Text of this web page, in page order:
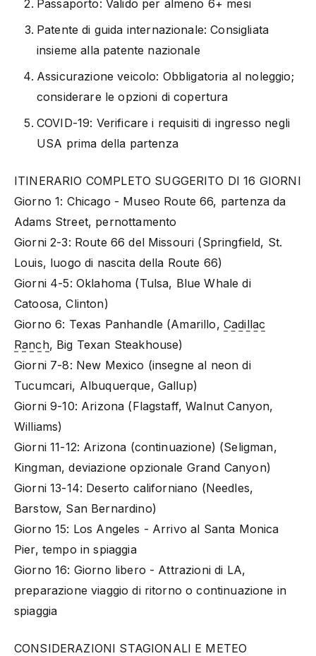
Passaporto: Valido per almeno 6+ mesi
Patente di guida internazionale: Consigliata
insieme alla patente nazionale
Assicurazione veicolo: Obbligatoria al noleggio;
considerare le opzioni di copertura
COVID-19: Verificare i requisiti di ingresso negli
USA prima della partenza
ITINERARIO COMPLETO SUGGERITO DI 16 GIORNI
Giorno 1: Chicago - Museo Route 66, partenza da
Adams Street, pernottamento
Giorni 2-3: Route 66 del Missouri (Springfield, St.
Louis, luogo di nascita della Route 66)
Giorni 4-5: Oklahoma (Tulsa, Blue Whale di
Catoosa, Clinton)
Giorno 6: Texas Panhandle (Amarillo, Cadillac
Ranch, Big Texan Steakhouse)
Giorni 7-8: New Mexico (insegne al neon di
Tucumcari, Albuquerque, Gallup)
Giorni 9-10: Arizona (Flagstaff, Walnut Canyon,
Williams)
Giorni 11-12: Arizona (continuazione) (Seligman,
Kingman, deviazione opzionale Grand Canyon)
Giorni 13-14: Deserto californiano (Needles,
Barstow, San Bernardino)
Giorno 15: Los Angeles - Arrivo al Santa Monica
Pier, tempo in spiaggia
Giorno 16: Giorno libero - Attrazioni di LA,
preparazione viaggio di ritorno o continuazione in
spiaggia
CONSIDERAZIONI STAGIONALI E METEO